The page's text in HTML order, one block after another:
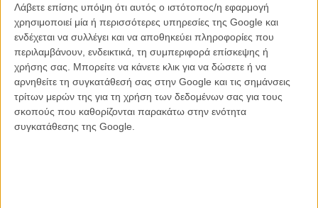
Λάβετε επίσης υπόψη ότι αυτός ο ιστότοπος/η εφαρμογή
χρησιμοποιεί μία ή περισσότερες υπηρεσίες της Google και
ενδέχεται να συλλέγει και να αποθηκεύει πληροφορίες που
περιλαμβάνουν, ενδεικτικά, τη συμπεριφορά επίσκεψης ή
χρήσης σας. Μπορείτε να κάνετε κλικ για να δώσετε ή να
αρνηθείτε τη συγκατάθεσή σας στην Google και τις σημάνσεις
τρίτων μερών της για τη χρήση των δεδομένων σας για τους
σκοπούς που καθορίζονται παρακάτω στην ενότητα
συγκατάθεσης της Google.
Ισως φέτος είναι η χρονιά του Μπραντ Πιτ. Στον δεύτερο μεγάλο
φετινό του ρόλο (μετά το«Κάποτε στο Χόλιγουντ»του Κουέντιν
Ταραντίνο), ο Πιτ υποδύεται έναν μηχανικό με αυτισμό που ταξιδεύει
με προορισμό τον Ποσειδώνα, για ν' ανακαλύψει γιατί απέτυχε η
παρόμοια αποστολή του πατέρα του χρόνια νωρίτερα και να
εμποδίσει την επικείμενη καταστροφή του κόσμου. Το φιλμ αποτελεί
την πρώτη απόπειρα του Γκρέι («The Lost City of Z») στην
επιστημονική φαντασία, ενώ – πέρα από τον Πιτ, ο οποίος